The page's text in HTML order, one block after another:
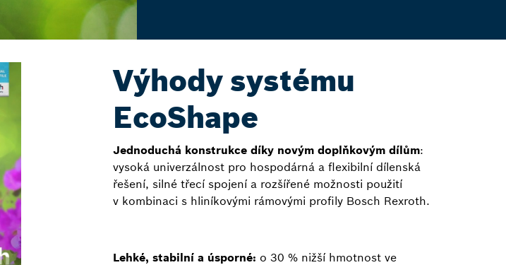
Výhody systému
EcoShape
Jednoduchá konstrukce díky novým doplňkovým dílům:
vysoká univerzálnost pro hospodárná a flexibilní dílenská
řešení, silné třecí spojení a rozšířené možnosti použití
v kombinaci s hliníkovými rámovými profily Bosch Rexroth.
Lehké, stabilní a úsporné: o 30 % nižší hmotnost ve